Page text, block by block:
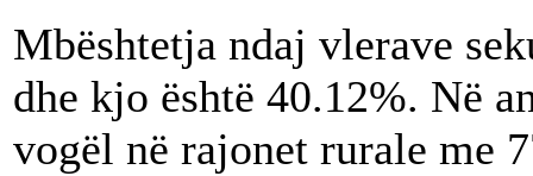
Mbështetja ndaj vlerave
dhe kjo është 40.12%. Në
vogël në rajonet rurale me